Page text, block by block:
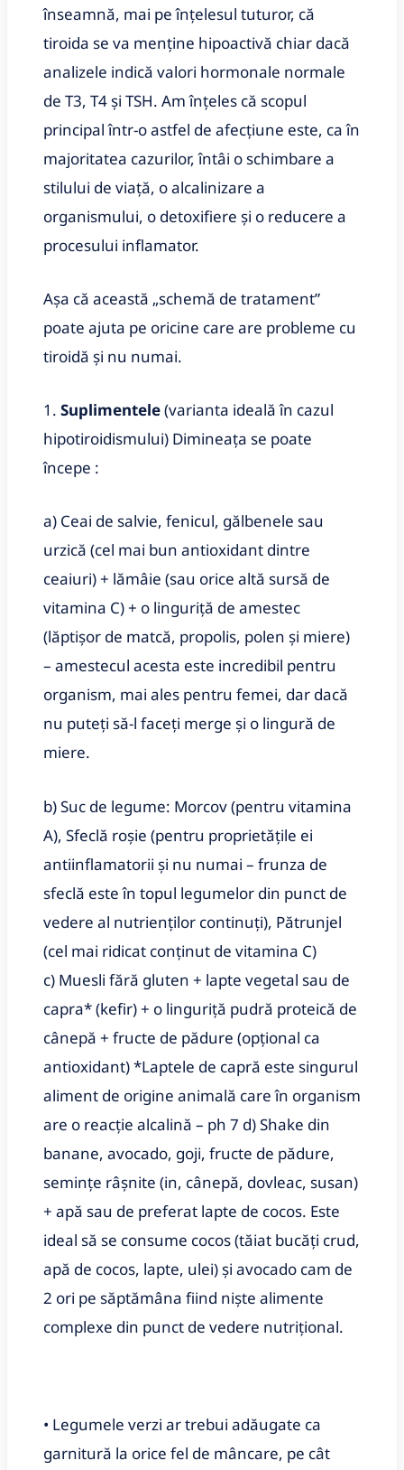
înseamnă, mai pe înțelesul tuturor, că
tiroida se va menține hipoactivă chiar dacă
analizele indică valori hormonale normale
de T3, T4 și TSH. Am înţeles că scopul
principal într-o astfel de afecţiune este, ca în
majoritatea cazurilor, întâi o schimbare a
stilului de viață, o alcalinizare a
organismului, o detoxifiere şi o reducere a
procesului inflamator.
Aşa că această „schemă de tratament”
poate ajuta pe oricine care are probleme cu
tiroidă şi nu numai.
1. Suplimentele(varianta ideală în cazul
hipotiroidismului) Dimineaţa se poate
începe :
a) Ceai de salvie, fenicul, gălbenele sau
urzică (cel mai bun antioxidant dintre
ceaiuri) + lămâie (sau orice altă sursă de
vitamina C) + o linguriţă de amestec
(lăptişor de matcă, propolis, polen şi miere)
– amestecul acesta este incredibil pentru
organism, mai ales pentru femei, dar dacă
nu puteţi să-l faceţi merge şi o lingură de
miere.
b) Suc de legume: Morcov (pentru vitamina
A), Sfeclă roşie (pentru proprietățile ei
antiinflamatorii şi nu numai – frunza de
sfeclă este în topul legumelor din punct de
vedere al nutrienţilor continuți), Pătrunjel
(cel mai ridicat conţinut de vitamina C)
c) Muesli fără gluten + lapte vegetal sau de
capra* (kefir) + o linguriţă pudră proteică de
cânepă + fructe de pădure (opţional ca
antioxidant) *Laptele de capră este singurul
aliment de origine animală care în organism
are o reacţie alcalină – ph 7 d) Shake din
banane, avocado, goji, fructe de pădure,
seminţe râşnite (in, cânepă, dovleac, susan)
+ apă sau de preferat lapte de cocos. Este
ideal să se consume cocos (tăiat bucăți crud,
apă de cocos, lapte, ulei) şi avocado cam de
2 ori pe săptămâna fiind nişte alimente
complexe din punct de vedere nutrițional.
• Legumele verzi ar trebui adăugate ca
garnitură la orice fel de mâncare, pe cât